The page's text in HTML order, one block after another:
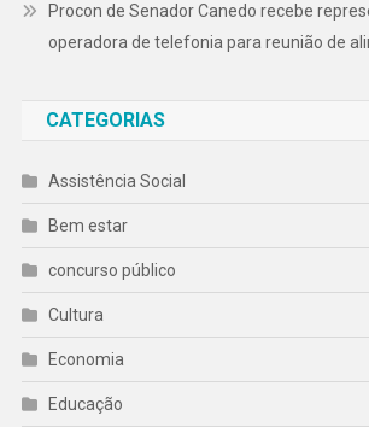
Procon de Senador Canedo recebe
operadora de telefonia para reunião de
CATEGORIAS
Assistência Social
Bem estar
concurso público
Cultura
Economia
Educação